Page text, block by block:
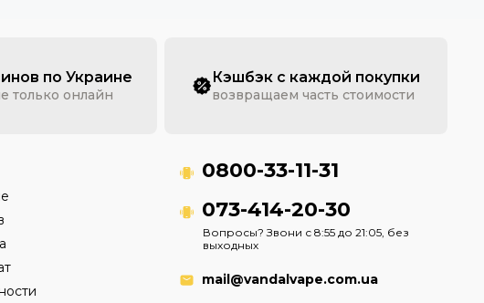
по Украине
только онлайн
Кэшбэк с каждой покупки
возвращаем часть стоимости
0800-33-11-31
073-414-20-30
Вопросы? Звони с 8:55 до 21:05, без
выходных
mail@vandalvape.com.ua